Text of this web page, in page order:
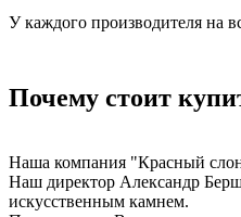
У каждого производителя на
Почему стоит
Наша компания "Красный
Наш директор Александр
искусственным камнем.